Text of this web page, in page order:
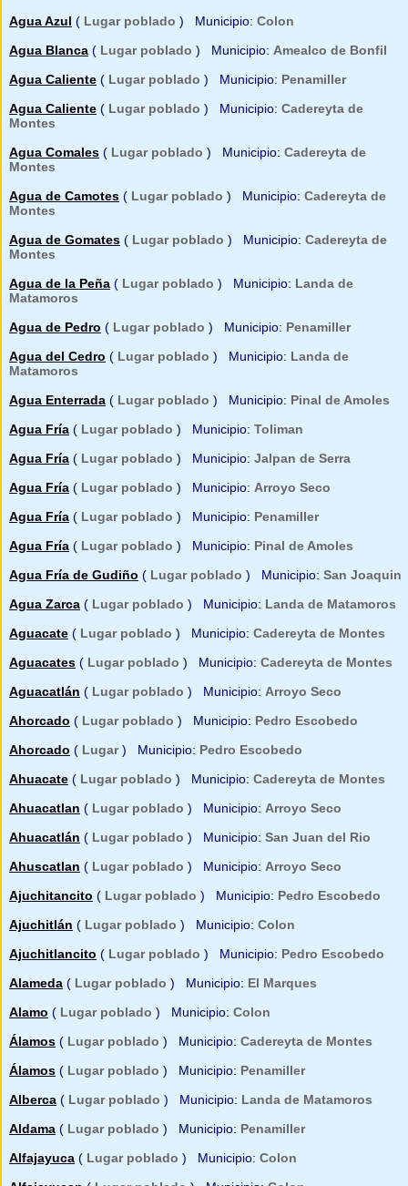
Agua Azul ( Lugar poblado ) Municipio: Colon
Agua Blanca ( Lugar poblado ) Municipio: Amealco de Bonfil
Agua Caliente ( Lugar poblado ) Municipio: Penamiller
Agua Caliente ( Lugar poblado ) Municipio: Cadereyta de
Montes
Agua Comales ( Lugar poblado ) Municipio: Cadereyta de
Montes
Agua de Camotes ( Lugar poblado ) Municipio: Cadereyta de
Montes
Agua de Gomates ( Lugar poblado ) Municipio: Cadereyta de
Montes
Agua de la Peña ( Lugar poblado ) Municipio: Landa de
Matamoros
Agua de Pedro ( Lugar poblado ) Municipio: Penamiller
Agua del Cedro ( Lugar poblado ) Municipio: Landa de
Matamoros
Agua Enterrada ( Lugar poblado ) Municipio: Pinal de Amoles
Agua Fría ( Lugar poblado ) Municipio: Toliman
Agua Fría ( Lugar poblado ) Municipio: Jalpan de Serra
Agua Fría ( Lugar poblado ) Municipio: Arroyo Seco
Agua Fría ( Lugar poblado ) Municipio: Penamiller
Agua Fría ( Lugar poblado ) Municipio: Pinal de Amoles
Agua Fría de Gudiño ( Lugar poblado ) Municipio: San Joaquin
Agua Zarca ( Lugar poblado ) Municipio: Landa de Matamoros
Aguacate ( Lugar poblado ) Municipio: Cadereyta de Montes
Aguacates ( Lugar poblado ) Municipio: Cadereyta de Montes
Aguacatlán ( Lugar poblado ) Municipio: Arroyo Seco
Ahorcado ( Lugar poblado ) Municipio: Pedro Escobedo
Ahorcado ( Lugar) Municipio: Pedro Escobedo
Ahuacate ( Lugar poblado ) Municipio: Cadereyta de Montes
Ahuacatlan ( Lugar poblado ) Municipio: Arroyo Seco
Ahuacatlán ( Lugar poblado ) Municipio: San Juan del Rio
Ahuscatlan ( Lugar poblado ) Municipio: Arroyo Seco
Ajuchitancito ( Lugar poblado ) Municipio: Pedro Escobedo
Ajuchitlán ( Lugar poblado ) Municipio: Colon
Ajuchitlancito ( Lugar poblado ) Municipio: Pedro Escobedo
Alameda ( Lugar poblado ) Municipio: El Marques
Alamo ( Lugar poblado ) Municipio: Colon
Álamos ( Lugar poblado ) Municipio: Cadereyta de Montes
Álamos ( Lugar poblado ) Municipio: Penamiller
Alberca ( Lugar poblado ) Municipio: Landa de Matamoros
Aldama ( Lugar poblado ) Municipio: Penamiller
Alfajayuca ( Lugar poblado ) Municipio: Colon